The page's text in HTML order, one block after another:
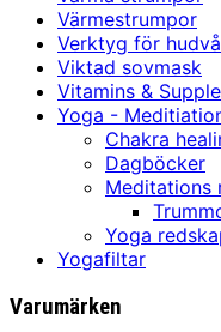
Värmestrumpor
Verktyg för
Viktad sovmask
Vitamins &
Yoga -
Chakra
Dagböcker
Meditations
Yoga
Yogafiltar
Varumärken